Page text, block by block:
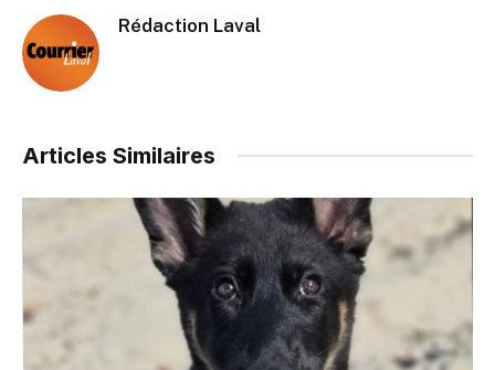
Rédaction Laval
Articles Similaires